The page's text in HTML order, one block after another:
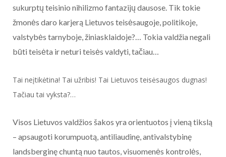
sukurptų teisinio nihilizmo fantazijų dausose. Tik tokie
žmonės daro karjerą Lietuvos teisėsaugoje, politikoje,
valstybės tarnyboje, žiniasklaidoje?… Tokia valdžia negali
būti teisėta ir neturi teisės valdyti, tačiau…
Tai neįtikėtina! Tai užribis! Tai Lietuvos teisėsaugos dugnas!
Tačiau tai vyksta?…
Visos Lietuvos valdžios šakos yra orientuotos į vieną tikslą
– apsaugoti korumpuotą, antiliaudinę, antivalstybinę
landsberginę chuntą nuo tautos, visuomenės kontrolės,